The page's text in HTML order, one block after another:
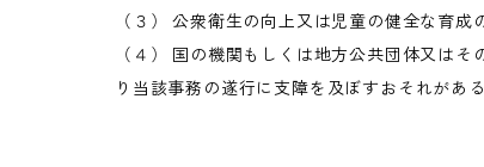
（３） 公衆衛生の向上又は児童の健全な育
（４） 国の機関もしくは地方公共団体又は
り当該事務の遂行に支障を及ぼすおそれがあ